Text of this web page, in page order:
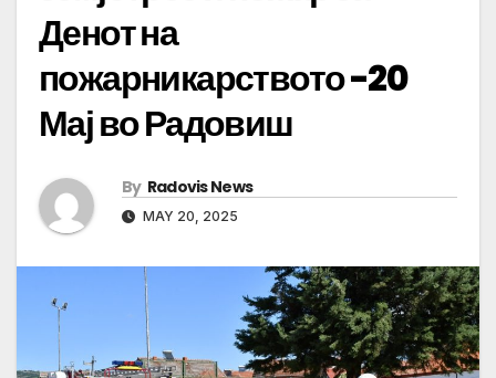
Денот на
пожарникарството -20
Мај во Радовиш
By Radovis News
MAY 20, 2025